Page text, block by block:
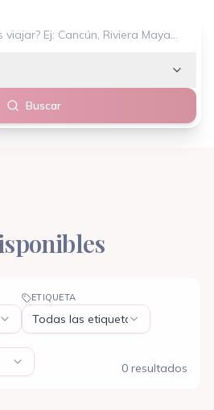
Buscar
ETIQUETA
Todas las etiquetas
0 resultados